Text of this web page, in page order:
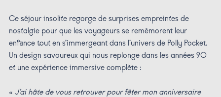
Ce séjour insolite regorge de surprises empreintes de
nostalgie pour que les voyageurs se remémorent leur
enfance tout en s’immergeant dans l’univers de Polly Pocket.
Un design savoureux qui nous replonge dans les années 90
et une expérience immersive complète :
« J’ai hâte de vous retrouver pour fêter mon anniversaire